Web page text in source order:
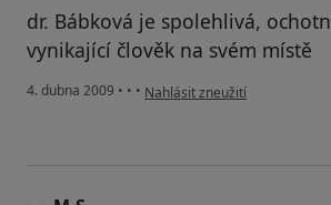
dr. Bábková je spolehlivá,
vynikající člověk na svém místě
4. dubna 2009 • • • podle názoru uživatele Pacient
Nahlásit zneužití